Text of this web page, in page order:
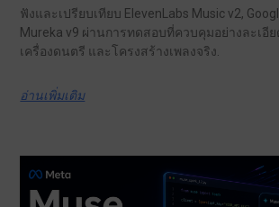
ฟังและเปรียบเทียบ ElevenLabs Music v2,
Mureka v9 ผ่านการทดสอบที่ควบคุมอย่างละเอี
เครื่องดนตรี และโครงสร้างเพลงจริง.
อ่านเพิ่มเติม